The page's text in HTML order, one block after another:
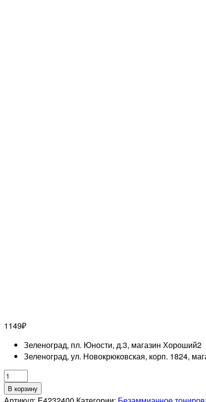
1149₽
Зеленоград, пл. Юности, д.3, магазин Хороший2
Зеленоград, ул. Новокрюковская, корп. 1824,
Количество
товара
MATRIX
В корзину